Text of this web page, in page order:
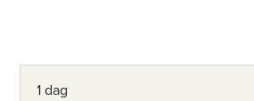
1 dag